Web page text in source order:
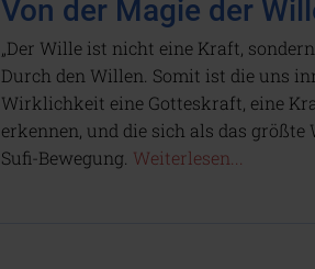
Von der Magie der
„Der Wille ist nicht eine Kraft,
Durch den Willen. Somit ist die uns
Wirklichkeit eine Gotteskraft, eine
erkennen, und die sich als das größte
Sufi-Bewegung. Weiterlesen...